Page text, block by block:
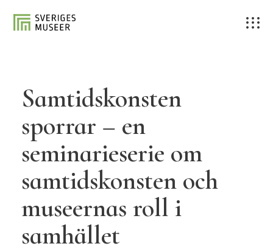
Samtidskonsten
sporrar – en
seminarieserie om
samtidskonsten och
museernas roll i
samhället